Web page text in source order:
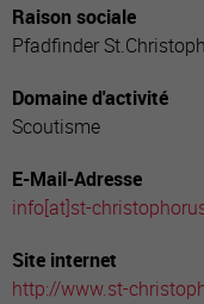
Raison sociale
Pfadfinder
Domaine d'activité
Scoutisme
E-Mail-Adresse
info[at]st-
Site internet
http://www.st-